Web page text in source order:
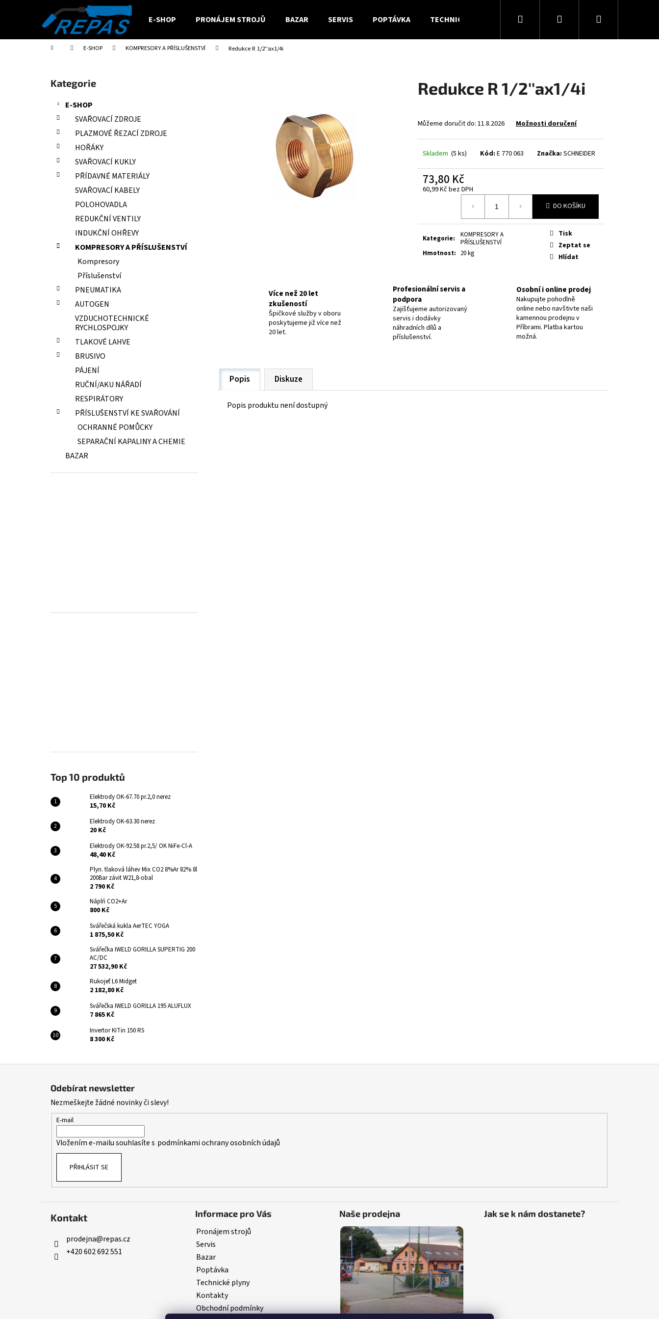
E-SHOP PRONÁJEM STROJŮ BAZAR SERVIS POPTÁVKA TECHNICKÉ PLYNY KONTAKTY
Hledat PřihlášeníNákupní
Domů E-SHOP KOMPRESORY A PŘÍSLUŠENSTVÍ Redukce R 1/2''ax1/4i
Přeskočit
kategorie
Kategorie
E-SHOP
SVAŘOVACÍ ZDROJE
PLAZMOVÉ ŘEZACÍ ZDROJE
HOŘÁKY
SVAŘOVACÍ KUKLY
PŘÍDAVNÉ MATERIÁLY
SVAŘOVACÍ KABELY
POLOHOVADLA
REDUKČNÍ VENTILY
INDUKČNÍ OHŘEVY
KOMPRESORY A PŘÍSLUŠENSTVÍ
Kompresory
Příslušenství
PNEUMATIKA
AUTOGEN
VZDUCHOTECHNICKÉ
RYCHLOSPOJKY
TLAKOVÉ LAHVE
BRUSIVO
PÁJENÍ
RUČNÍ/AKU NÁŘADÍ
RESPIRÁTORY
PŘÍSLUŠENSTVÍ KE SVAŘOVÁNÍ
OCHRANNÉ POMŮCKY
SEPARAČNÍ KAPALINY A CHEMIE
BAZAR
Top 10 produktů
Elektrody OK-67.70 pr.2,0 nerez
15,70 Kč
Elektrody OK-63.30 nerez
20 Kč
Elektrody OK-92.58 pr.2,5/ OK NiFe-Cl-A
48,40 Kč
Plyn. tlaková láhev Mix CO2 8%Ar 82% 8l
200Bar závit W21,8-obal
2 790 Kč
Náplń CO2+Ar
800 Kč
Svářečská kukla AerTEC YOGA
1 875,50 Kč
Svářečka IWELD GORILLA SUPERTIG 200
AC/DC
27 532,90 Kč
Rukojeť L6 Midget
2 182,80 Kč
Svářečka IWELD GORILLA 195 ALUFLUX
7 865 Kč
Invertor KITin 150 RS
8 300 Kč
Redukce R 1/2''ax1/4i
Můžeme doručit do: 11.8.2026 Možnosti doručení
Skladem (5 ks) Kód: E 770 063 Značka: SCHNEIDER
73,80 Kč
60,99 Kč bez DPH
DO KOŠÍKU
Kategorie:
KOMPRESORY A
PŘÍSLUŠENSTVÍ
Hmotnost: 20 kg
Tisk
Zeptat se
Hlídat
Více než 20 let
zkušeností
Špičkové služby v oboru
poskytujeme již více než
20 let.
Profesionální servis a
podpora
Zajišťujeme autorizovaný
servis i dodávky
náhradních dílů a
příslušenství.
Osobní i online prodej
Nakupujte pohodlně
online nebo navštivte naši
kamennou prodejnu v
Příbrami. Platba kartou
možná.
Popis Diskuze
Popis produktu není dostupný
í
Zpět
do
Zpět
do
Co potřebujete najít?
Doporučujeme
ELEKTRODY OK-67.70 PR.2,0 NEREZ
15,70 Kč
ELEKTRODY OK-92.58 PR.2,5/ OK NIFE-CL-A
Odebírat newsletter
Nezmeškejte žádné novinky či slevy!
E-mail
Vložením e-mailu souhlasíte s podmínkami ochrany osobních údajů
PŘIHLÁSIT SE
Kontakt
prodejna@repas.cz
+420 602 692 551
Informace pro Vás
Pronájem strojů
Servis
Bazar
Poptávka
Technické plyny
Kontakty
Obchodní podmínky
Naše prodejna Jak se k nám dostanete?